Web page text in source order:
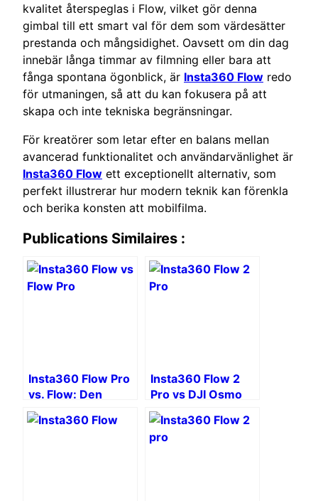
kvalitet återspeglas i Flow, vilket gör denna
gimbal till ett smart val för dem som värdesätter
prestanda och mångsidighet. Oavsett om din dag
innebär långa timmar av filmning eller bara att
fånga spontana ögonblick, är Insta360 Flow redo
för utmaningen, så att du kan fokusera på att
skapa och inte tekniska begränsningar.
För kreatörer som letar efter en balans mellan
avancerad funktionalitet och användarvänlighet är
Insta360 Flow ett exceptionellt alternativ, som
perfekt illustrerar hur modern teknik kan förenkla
och berika konsten att mobilfilma.
Publications Similaires :
Insta360 Flow Pro
vs. Flow: Den
ultimata
jämförelsen
Insta360 Flow 2
Pro vs DJI Osmo
Mobile 6: Vilken är
den bästa
smartphonestabilisatorn